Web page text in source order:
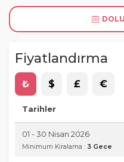
Fiyatlandırma
₺ $ £ €
Tarihler
01 - 30 Nisan 2026
Minimum Kiralama : 3 Gece